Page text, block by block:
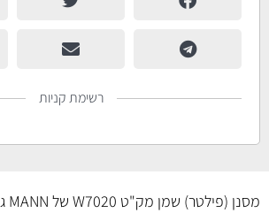
רשימת קניות
מסנן (פילטר) שמן מק"ט W7020 של MANN גרמניה.